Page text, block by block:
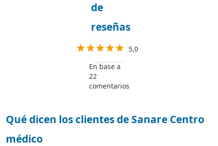
de
reseñas
5,0
En base a
22
comentarios
Qué dicen los clientes de Sanare Centro
médico